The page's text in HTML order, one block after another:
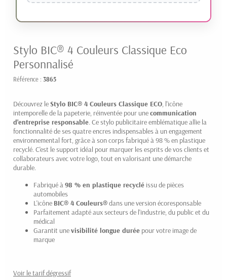
Stylo BIC® 4 Couleurs Classique Eco
Personnalisé
Référence : 3865
Découvrez leStylo BIC® 4 Couleurs Classique ECO , l'icône
intemporelle de la papeterie, réinventée pour unecommunication
d'entreprise responsable . Ce stylo publicitaire emblématique allie la
fonctionnalité de ses quatre encres indispensables à un engagement
environnemental fort, grâce à son corps fabriqué à 98 % en plastique
recyclé. C'est le support idéal pour marquer les esprits de vos clients et
collaborateurs avec votre logo, tout en valorisant une démarche
durable.
Fabriqué à 98 % en plastique recyclé issu de pièces
automobiles
L'icône BIC® 4 Couleurs®dans une version écoresponsable
Parfaitement adapté aux secteurs de l'industrie, du public et du
médical
Garantit unevisibilité longue durée pour votre image de
marque
Voir le tarif dégressif